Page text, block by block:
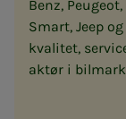
Benz,
Smart, Jeep
kvalitet,
aktør i